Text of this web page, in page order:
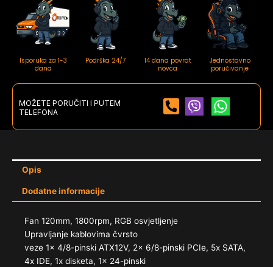
Isporuka za 1-3
dana
Podrška 24/7
14 dana povrat
novca
Jednostavno
poručivanje
MOŽETE PORUČITI I PUTEM
TELEFONA
Opis
Dodatne informacije
Fan 120mm, 1800rpm, RGB osvjetljenje
Upravljanje kablovima čvrsto
veze 1x 4/​8-pinski ATX12V, 2x 6/​8-pinski PCIe, 5x SATA,
4x IDE, 1x disketa, 1x 24-pinski